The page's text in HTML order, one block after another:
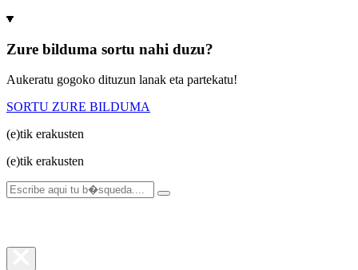
Zure bilduma sortu nahi duzu?
Aukeratu gogoko dituzun lanak eta partekatu!
SORTU ZURE BILDUMA
(e)tik erakusten
(e)tik erakusten